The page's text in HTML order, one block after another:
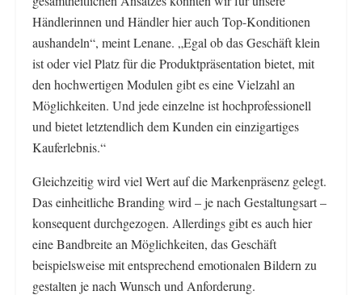
Händlerinnen und Händler hier auch Top-Konditionen
aushandeln“, meint Lenane. „Egal ob das Geschäft klein
ist oder viel Platz für die Produktpräsentation bietet, mit
den hochwertigen Modulen gibt es eine Vielzahl an
Möglichkeiten. Und jede einzelne ist hochprofessionell
und bietet letztendlich dem Kunden ein einzigartiges
Kauferlebnis.“
Gleichzeitig wird viel Wert auf die Markenpräsenz gelegt.
Das einheitliche Branding wird – je nach Gestaltungsart –
konsequent durchgezogen. Allerdings gibt es auch hier
eine Bandbreite an Möglichkeiten, das Geschäft
beispielsweise mit entsprechend emotionalen Bildern zu
gestalten je nach Wunsch und Anforderung.